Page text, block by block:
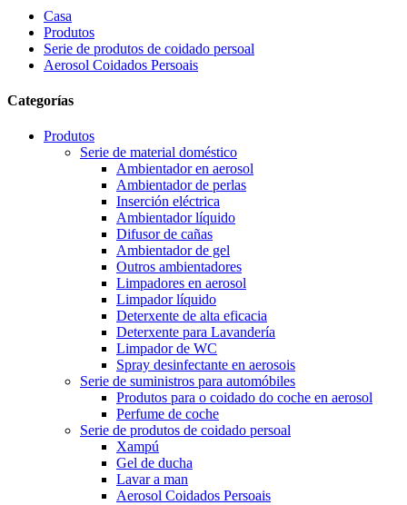
Casa
Produtos
Serie de produtos de coidado persoal
Aerosol Coidados Persoais
Categorías
Produtos
Serie de material doméstico
Ambientador en aerosol
Ambientador de perlas
Inserción eléctrica
Ambientador líquido
Difusor de cañas
Ambientador de gel
Outros ambientadores
Limpadores en aerosol
Limpador líquido
Deterxente de alta eficacia
Deterxente para Lavandería
Limpador de WC
Spray desinfectante en aerosois
Serie de suministros para automóbiles
Produtos para o coidado do coche en aerosol
Perfume de coche
Serie de produtos de coidado persoal
Xampú
Gel de ducha
Lavar a man
Aerosol Coidados Persoais